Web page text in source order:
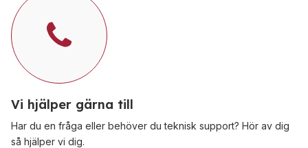
Vi hjälper gärna till
Har du en fråga eller behöver du teknisk support? Hör av dig
så hjälper vi dig.